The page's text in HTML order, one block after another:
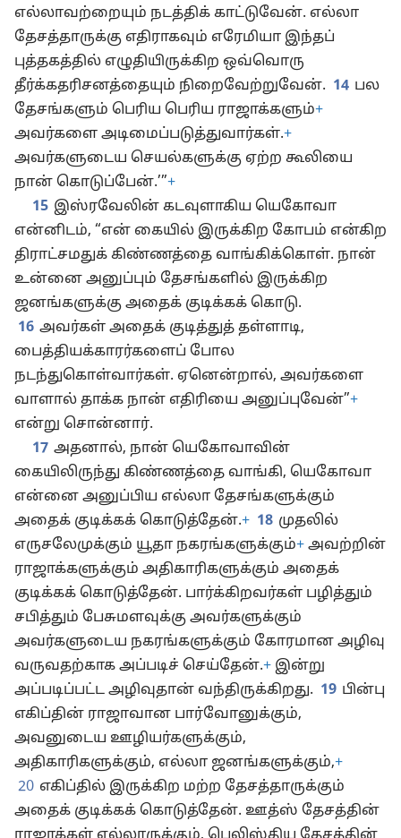
எல்லாவற்றையும் நடத்திக் காட்டுவேன். எல்லா
தேசத்தாருக்கு எதிராகவும் எரேமியா இந்தப்
புத்தகத்தில் எழுதியிருக்கிற ஒவ்வொரு
தீர்க்கதரிசனத்தையும் நிறைவேற்றுவேன். 14 பல
தேசங்களும் பெரிய பெரிய ராஜாக்களும்+
அவர்களை அடிமைப்படுத்துவார்கள்.+
அவர்களுடைய செயல்களுக்கு ஏற்ற கூலியை
நான் கொடுப்பேன்.’”+
15 இஸ்ரவேலின் கடவுளாகிய யெகோவா
என்னிடம், “என் கையில் இருக்கிற கோபம் என்கிற
திராட்சமதுக் கிண்ணத்தை வாங்கிக்கொள். நான்
உன்னை அனுப்பும் தேசங்களில் இருக்கிற
ஜனங்களுக்கு அதைக் குடிக்கக் கொடு.
16 அவர்கள் அதைக் குடித்துத் தள்ளாடி,
பைத்தியக்காரர்களைப் போல
நடந்துகொள்வார்கள். ஏனென்றால், அவர்களை
வாளால் தாக்க நான் எதிரியை அனுப்புவேன்”+
என்று சொன்னார்.
17 அதனால், நான் யெகோவாவின்
கையிலிருந்து கிண்ணத்தை வாங்கி, யெகோவா
என்னை அனுப்பிய எல்லா தேசங்களுக்கும்
அதைக் குடிக்கக் கொடுத்தேன்.+ 18 முதலில்
எருசலேமுக்கும் யூதா நகரங்களுக்கும்+ அவற்றின்
ராஜாக்களுக்கும் அதிகாரிகளுக்கும் அதைக்
குடிக்கக் கொடுத்தேன். பார்க்கிறவர்கள் பழித்தும்
சபித்தும் பேசுமளவுக்கு அவர்களுக்கும்
அவர்களுடைய நகரங்களுக்கும் கோரமான அழிவு
வருவதற்காக அப்படிச் செய்தேன்.+ இன்று
அப்படிப்பட்ட அழிவுதான் வந்திருக்கிறது. 19 பின்பு
எகிப்தின் ராஜாவான பார்வோனுக்கும்,
அவனுடைய ஊழியர்களுக்கும்,
அதிகாரிகளுக்கும், எல்லா ஜனங்களுக்கும்,+
20 எகிப்தில் இருக்கிற மற்ற தேசத்தாருக்கும்
அதைக் குடிக்கக் கொடுத்தேன். ஊத்ஸ் தேசத்தின்